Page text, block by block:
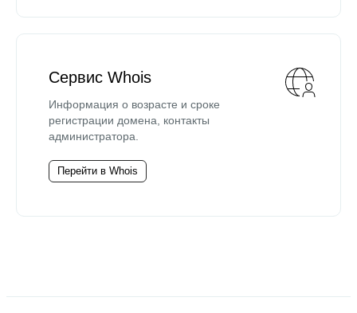
Сервис Whois
Информация о возрасте и сроке
регистрации домена, контакты
администратора.
Перейти в Whois